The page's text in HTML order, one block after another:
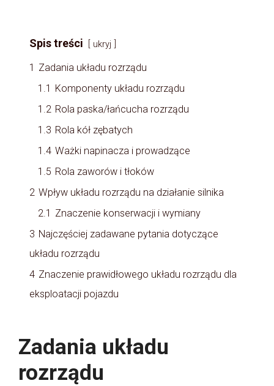
Spis treści ukryj
1 Zadania układu rozrządu
1.1 Komponenty układu rozrządu
1.2 Rola paska/łańcucha rozrządu
1.3 Rola kół zębatych
1.4 Ważki napinacza i prowadzące
1.5 Rola zaworów i tłoków
2 Wpływ układu rozrządu na działanie silnika
2.1 Znaczenie konserwacji i wymiany
3 Najczęściej zadawane pytania dotyczące
układu rozrządu
4 Znaczenie prawidłowego układu rozrządu dla
eksploatacji pojazdu
Zadania układu
rozrządu